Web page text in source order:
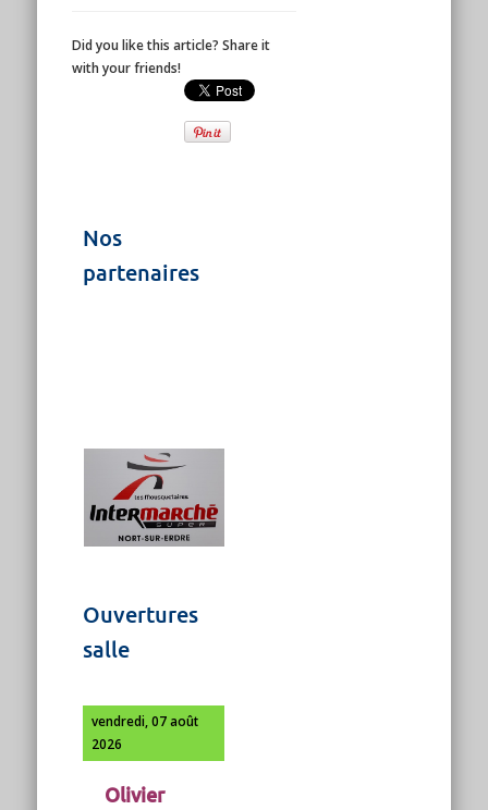
Did you like this article? Share it
with your friends!
Nos
partenaires
Ouvertures
salle
vendredi, 07 août
2026
Olivier